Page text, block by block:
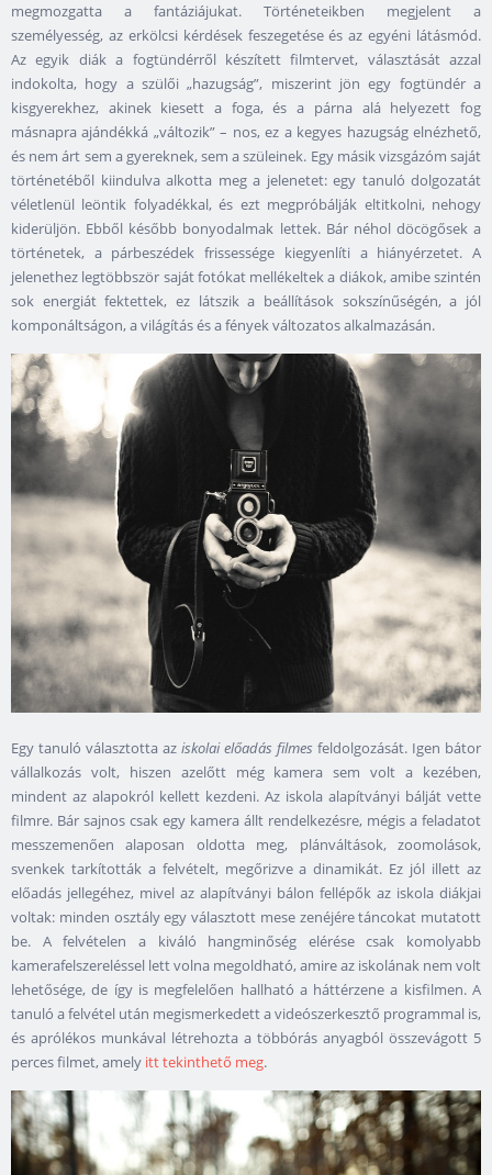
megmozgatta a fantáziájukat. Történeteikben megjelent a
személyesség, az erkölcsi kérdések feszegetése és az egyéni látásmód.
Az egyik diák a fogtündérről készített filmtervet, választását azzal
indokolta, hogy a szülői „hazugság”, miszerint jön egy fogtündér a
kisgyerekhez, akinek kiesett a foga, és a párna alá helyezett fog
másnapra ajándékká „változik” – nos, ez a kegyes hazugság elnézhető,
és nem árt sem a gyereknek, sem a szüleinek. Egy másik vizsgázóm saját
történetéből kiindulva alkotta meg a jelenetet: egy tanuló dolgozatát
véletlenül leöntik folyadékkal, és ezt megpróbálják eltitkolni, nehogy
kiderüljön. Ebből később bonyodalmak lettek. Bár néhol döcögősek a
történetek, a párbeszédek frissessége kiegyenlíti a hiányérzetet. A
jelenethez legtöbbször saját fotókat mellékeltek a diákok, amibe szintén
sok energiát fektettek, ez látszik a beállítások sokszínűségén, a jól
komponáltságon, a világítás és a fények változatos alkalmazásán.
Egy tanuló választotta az iskolai előadás filmes feldolgozását. Igen bátor
vállalkozás volt, hiszen azelőtt még kamera sem volt a kezében,
mindent az alapokról kellett kezdeni. Az iskola alapítványi bálját vette
filmre. Bár sajnos csak egy kamera állt rendelkezésre, mégis a feladatot
messzemenően alaposan oldotta meg, plánváltások, zoomolások,
svenkek tarkították a felvételt, megőrizve a dinamikát. Ez jól illett az
előadás jellegéhez, mivel az alapítványi bálon fellépők az iskola diákjai
voltak: minden osztály egy választott mese zenéjére táncokat mutatott
be. A felvételen a kiváló hangminőség elérése csak komolyabb
kamerafelszereléssel lett volna megoldható, amire az iskolának nem volt
lehetősége, de így is megfelelően hallható a háttérzene a kisfilmen. A
tanuló a felvétel után megismerkedett a videószerkesztő programmal is,
és aprólékos munkával létrehozta a többórás anyagból összevágott 5
perces filmet, amely itt tekinthető meg.